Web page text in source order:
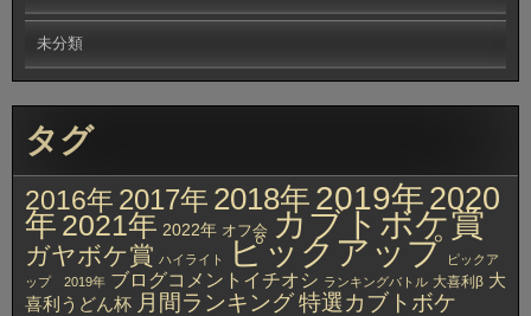
未分類
タグ
2016年 2017年 2018年 2019年2020
年 2021年 2022年 オフ会 カブトボケ賞
ガヤボケ賞 ハイライト ピックアップ ピックア
ップ 2019年 ブログコメントイチオシ ランキングバトル 大喜利β 大
喜利うどん杯 月間ランキング特選カブトボケ